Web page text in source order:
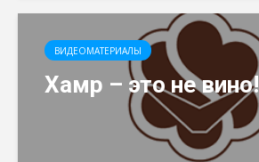
ВИДЕОМАТЕРИАЛЫ
Хамр – это не вино!